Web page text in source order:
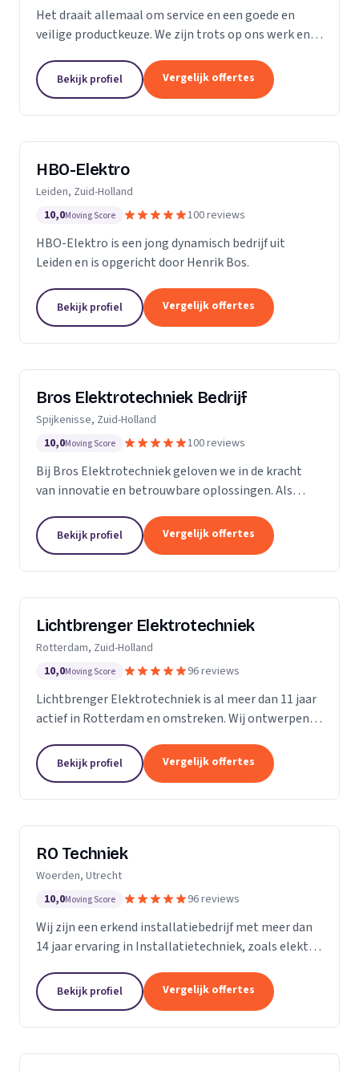
Het draait allemaal om service en een goede en
veilige productkeuze. We zijn trots op ons werk en
dan bij onszelf. We vinden ons werk belangrijk,...
Bekijk profiel Vergelijk offertes
HBO-Elektro
Leiden, Zuid-Holland
10,0Moving Score 100 reviews
HBO-Elektro is een jong dynamisch bedrijf uit
Leiden en is opgericht door Henrik Bos.
Bekijk profiel Vergelijk offertes
Bros Elektrotechniek Bedrijf
Spijkenisse, Zuid-Holland
10,0Moving Score 100 reviews
Bij Bros Elektrotechniek geloven we in de kracht
van innovatie en betrouwbare oplossingen. Als
we al meer dan 25 jaar hoogwaardige diensten aan
onze...
Bekijk profiel Vergelijk offertes
Lichtbrenger Elektrotechniek
Rotterdam, Zuid-Holland
10,0Moving Score 96 reviews
Lichtbrenger Elektrotechniek is al meer dan 11 jaar
actief in Rotterdam en omstreken. Wij ontwerpen
bedrijfspanden, horeca zaken, winkelcentra, en nog
veel meer....
Bekijk profiel Vergelijk offertes
RO Techniek
Woerden, Utrecht
10,0Moving Score 96 reviews
Wij zijn een erkend installatiebedrijf met meer dan
14 jaar ervaring in Installatietechniek, zoals elektra,
Bekijk profiel Vergelijk offertes